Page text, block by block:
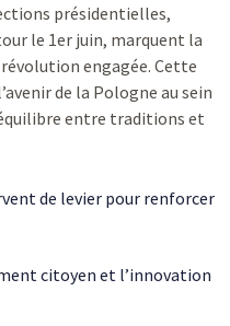
présidentielles,
le 1er juin, marquent la
engagée. Cette
de la Pologne au sein
entre traditions et
de levier pour renforcer
citoyen et l’innovation